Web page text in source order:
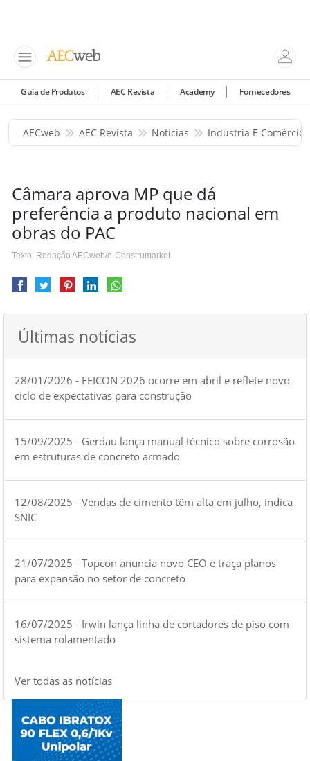
Guia de Produtos AEC Revista Academy Fornecedores
AECweb AEC Revista Notícias Indústria E Comércio
Câmara aprova MP que dá
preferência a produto nacional em
obras do PAC
Texto: Redação AECweb/e-Construmarket
Últimas notícias
28/01/2026 - FEICON 2026 ocorre em abril e reflete novo
ciclo de expectativas para construção
15/09/2025 - Gerdau lança manual técnico sobre corrosão
em estruturas de concreto armado
12/08/2025 - Vendas de cimento têm alta em julho, indica
SNIC
21/07/2025 - Topcon anuncia novo CEO e traça planos
para expansão no setor de concreto
16/07/2025 - Irwin lança linha de cortadores de piso com
sistema rolamentado
Ver todas as notícias